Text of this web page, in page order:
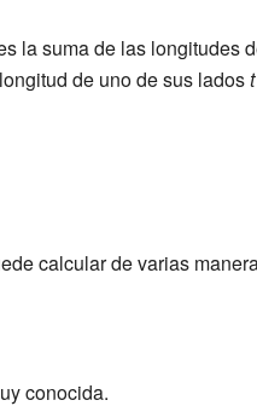
la suma de las longitudes
de uno de sus ladost
calcular de varias
conocida.